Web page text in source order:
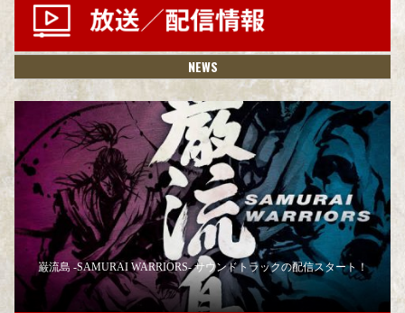
NEWS
巌流島 -SAMURAI WARRIORS- サウンドトラックの配信スタート！